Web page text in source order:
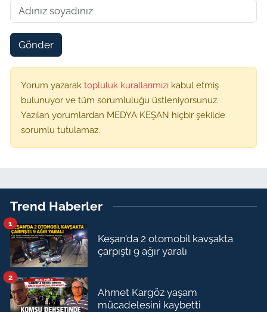
Gönder
Yorum yazarak topluluk kurallarımızı kabul etmiş
bulunuyor ve tüm sorumluluğu üstleniyorsunuz.
Yazılan yorumlardan MEDYA KEŞAN hiçbir şekilde
sorumlu tutulamaz.
Trend Haberler
Keşan’da 2 otomobil kavşakta
çarpıştı 9 ağır yaralı
1
Ahmet Kargöz yaşam
mücadelesini kaybetti
2